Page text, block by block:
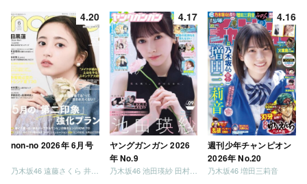
4.20
non-no 2026年 6月号
4.17
ヤングガンガン 2026
年 No.9
乃木坂46 池田瑛紗 田村真佑
4.16
週刊少年チャンピオン
2026年 No.20
乃木坂46 増田三莉音